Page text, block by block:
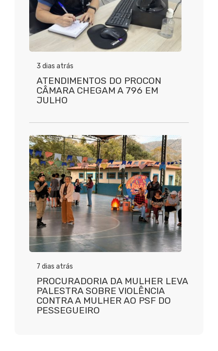
3 dias atrás
ATENDIMENTOS DO PROCON
CÂMARA CHEGAM A 796 EM
JULHO
7 dias atrás
PROCURADORIA DA MULHER LEVA
PALESTRA SOBRE VIOLÊNCIA
CONTRA A MULHER AO PSF DO
PESSEGUEIRO